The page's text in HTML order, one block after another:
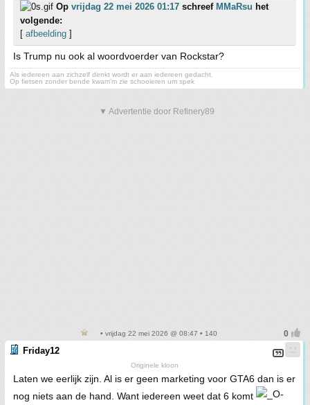
Op vrijdag 22 mei 2026 01:17 schreef MMaRsu het
volgende:
[ afbeelding ]
Is Trump nu ook al woordvoerder van Rockstar?
Als iedereen aan zichzelf denkt wordt er aan iedereen gedacht.
Op fietsen zonder bende kwam'm zie schooieren um spek
▼ Advertentie door Refinery89
• vrijdag 22 mei 2026 @ 08:47 • 140
Friday12
Originele kloon
Laten we eerlijk zijn. Al is er geen marketing voor GTA6 dan is er
nog niets aan de hand. Want iedereen weet dat 6 komt